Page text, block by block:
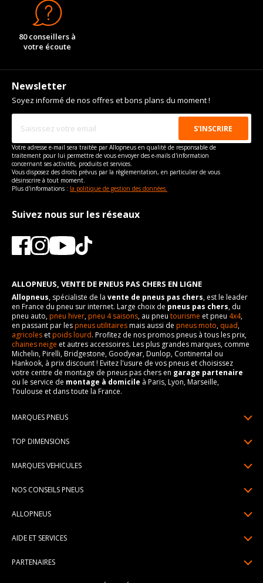
80 conseillers à
votre écoute
Newsletter
Soyez informé de nos offres et bons plans du moment !
Votre adresse e-mail sera traitée par Allopneus en qualité de responsable de
traitement pour lui permettre de vous envoyer des e-mails d'information
concernant ses activités, produits et services.
Vous disposez des droits prévus par la règlementation, en particulier de vous
désinscrire à tout moment.
Plus d'informations : la politique de gestion des données.
Suivez nous sur les réseaux
ALLOPNEUS, VENTE DE PNEUS PAS CHERS EN LIGNE
Allopneus, spécialiste de la vente de pneus pas chers, est le leader
en France du pneu sur internet. Large choix de pneus pas chers, du
pneu auto,pneu hiver,pneu 4 saisons, au pneu tourisme et pneu 4x4,
en passant par lespneus utilitairesmais aussi de pneus moto, quad,
agricoles etpoids lourd. Profitez de nos promos pneus à tous les prix,
chaines neige et autres accessoires. Les plus grandes marques, comme
Michelin, Pirelli, Bridgestone, Goodyear, Dunlop, Continental ou
Hankook, à prix discount ! Evitez l'usure de vos pneus et choisissez
votre centre de montage de pneus pas chers en garage partenaire
ou le service de montage à domicile à Paris, Lyon, Marseille,
Toulouse et dans toute la France.
MARQUES PNEUS
Pneus Continental
Pneus Hankook
Pneus Dunlop
TOP DIMENSIONS
195/65R15
205/60R16
225/45R17
MARQUES VEHICULES
Peugeot
Audi
NOS CONSEILS PNEUS
Pression pneu
ALLOPNEUS
Espace Presse
AIDE ET SERVICES
PARTENAIRES